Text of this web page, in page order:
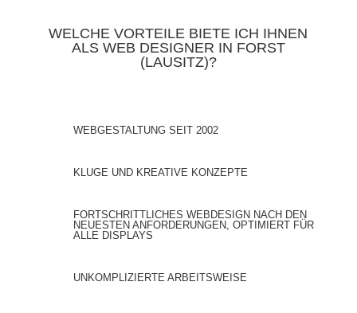
WELCHE VORTEILE BIETE ICH IHNEN
ALS WEB DESIGNER IN FORST
(LAUSITZ)?
WEBGESTALTUNG SEIT 2002
KLUGE UND KREATIVE KONZEPTE
FORTSCHRITTLICHES WEBDESIGN NACH DEN
NEUESTEN ANFORDERUNGEN, OPTIMIERT FÜR
ALLE DISPLAYS
UNKOMPLIZIERTE ARBEITSWEISE